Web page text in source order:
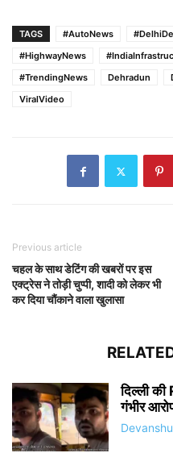
TAGS #AutoNews
#HighwayNews
#TrendingNews
Dehradun
ViralVideo
Previous article
चहल के साथ डेटिंग की खबरों पर इस
एक्ट्रेस ने तोड़ी चुप्पी, शादी को लेकर भी
कर दिया चौंकाने वाला खुलासा
दिल्ली
गंभीर